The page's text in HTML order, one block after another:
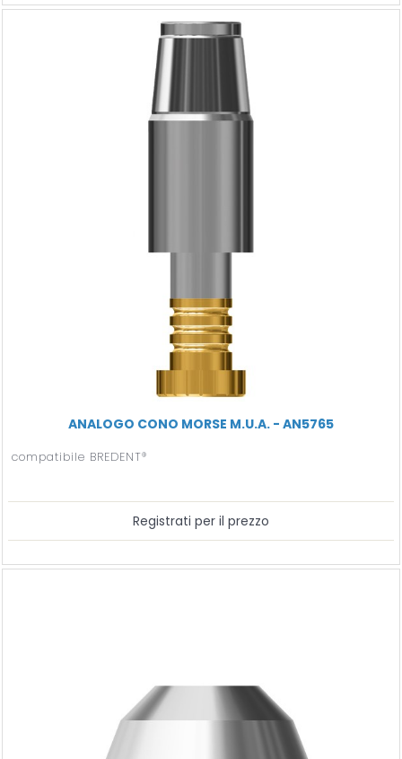
ANALOGO CONO MORSE M.U.A. - AN5765
compatibile BREDENT®
Registrati per il prezzo